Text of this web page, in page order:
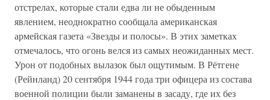
отстрелах, которые стали едва ли не обыденным
явлением, неоднократно сообщала американская
армейская газета «Звезды и полосы». В этих заметках
отмечалось, что огонь велся из самых неожиданных мест.
Урон от подобных вылазок был ощутимым. В Рётгене
(Рейнланд) 20 сентября 1944 года три офицера из состава
военной полиции были заманены в засаду, где их без